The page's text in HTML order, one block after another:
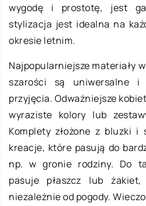
wygodę i prostotę, jest
stylizacja jest idealna na
okresie letnim.
Najpopularniejsze materiały
szarości są uniwersalne i
przyjęcia. Odważniejsze
wyraziste kolory lub
Komplety złożone z bluzki
kreacje, które pasują do
np. w gronie rodziny. Do
pasuje płaszcz lub
niezależnie od pogody.